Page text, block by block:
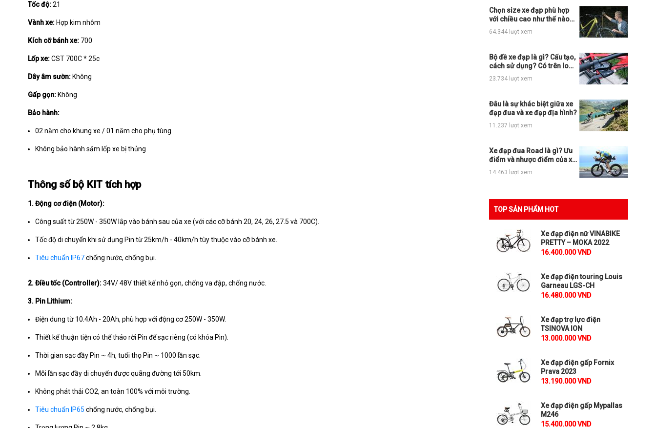
Tốc độ:21
Vành xe: Hợp kim nhôm
Kích cỡ bánh xe: 700
Lốp xe:CST 700C * 25c
Dây âm sườn: Không
Gấp gọn: Không
Bảo hành:
02 năm cho khung xe / 01 năm cho phụ tùng
Không bảo hành săm lốp xe bị thủng
Thông số bộ KIT tích hợp
1. Động cơ điện (Motor):
Công suất từ 250W - 350W lắp vào bánh sau của xe (với các cỡ bánh 20, 24, 26, 27.5 và 700C).
Tốc độ di chuyển khi sử dụng Pin từ 25km/h - 40km/h tùy thuộc vào cỡ bánh xe.
Tiêu chuẩn IP67chống nước, chống bụi.
2. Điều tốc (Controller):34V/ 48V thiết kế nhỏ gọn, chống va đập, chống nước.
3. Pin Lithium:
Điện dung từ 10.4Ah - 20Ah, phù hợp với động cơ 250W - 350W.
Thiết kế thuận tiện có thể tháo rời Pin để sạc riêng (có khóa Pin).
Thời gian sạc đầy Pin ~ 4h, tuổi thọ Pin ~ 1000 lần sạc.
Mỗi lần sạc đầy di chuyển được quãng đường tới 50km.
Không phát thải CO2, an toàn 100% với môi trường.
Tiêu chuẩn IP65 chống nước, chống bụi.
Chọn size xe đạp phù hợp
với chiều cao như thế nào
cho đúng?
64.344 lượt xem
Bộ đề xe đạp là gì? Cấu tạo,
cách sử dụng? Có trên loại
xe đạp nào?
23.734 lượt xem
Đâu là sự khác biệt giữa xe
đạp đua và xe đạp địa hình?
11.237 lượt xem
Xe đạp đua Road là gì? Ưu
điểm và nhược điểm của xe
đạp Road
14.463 lượt xem
TOP SẢN PHẨM HOT
Xe đạp điện nữ VINABIKE
PRETTY – MOKA 2022
16.400.000 VND
Xe đạp điện touring Louis
Garneau LGS-CH
16.480.000 VND
Xe đạp trợ lực điện
TSINOVA ION
13.000.000 VND
Xe đạp điện gấp Fornix
Prava 2023
13.190.000 VND
Xe đạp điện gấp Mypallas
M246
15.400.000 VND